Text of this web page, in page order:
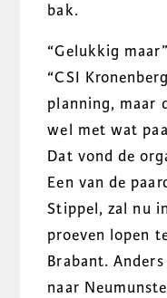
bak.
“Gelukkig
“CSI
planning, maar
wel met wat
Dat vond de
Een van de
Stippel, zal nu
proeven lopen
Brabant.
naar